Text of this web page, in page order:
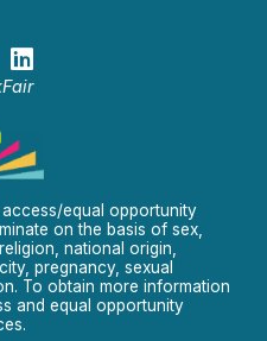
equal opportunity
on the basis of sex,
national origin,
pregnancy, sexual
To obtain more information
and equal opportunity